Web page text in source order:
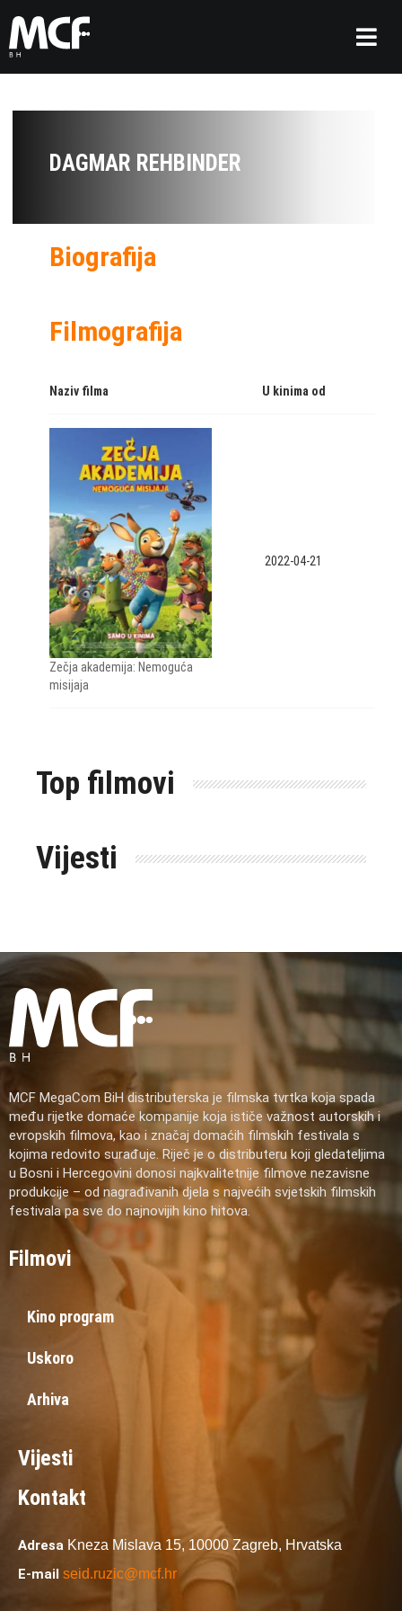
DAGMAR REHBINDER
Biografija
Filmografija
Naziv filma U kinima od
Zečja akademija: Nemoguća
misijaja
2022-04-21
Top filmovi
Vijesti
MCF MegaCom BiH distributerska je filmska tvrtka koja spada
među rijetke domaće kompanije koja ističe važnost autorskih i
evropskih filmova, kao i značaj domaćih filmskih festivala s
kojima redovito surađuje. Riječ je o distributeru koji gledateljima
u Bosni i Hercegovini donosi najkvalitetnije filmove nezavisne
produkcije – od nagrađivanih djela s najvećih svjetskih filmskih
festivala pa sve do najnovijih kino hitova.
Filmovi
Kino program
Uskoro
Arhiva
Vijesti
Kontakt
Adresa Kneza Mislava 15, 10000 Zagreb, Hrvatska
E-mail seid.ruzic@mcf.hr